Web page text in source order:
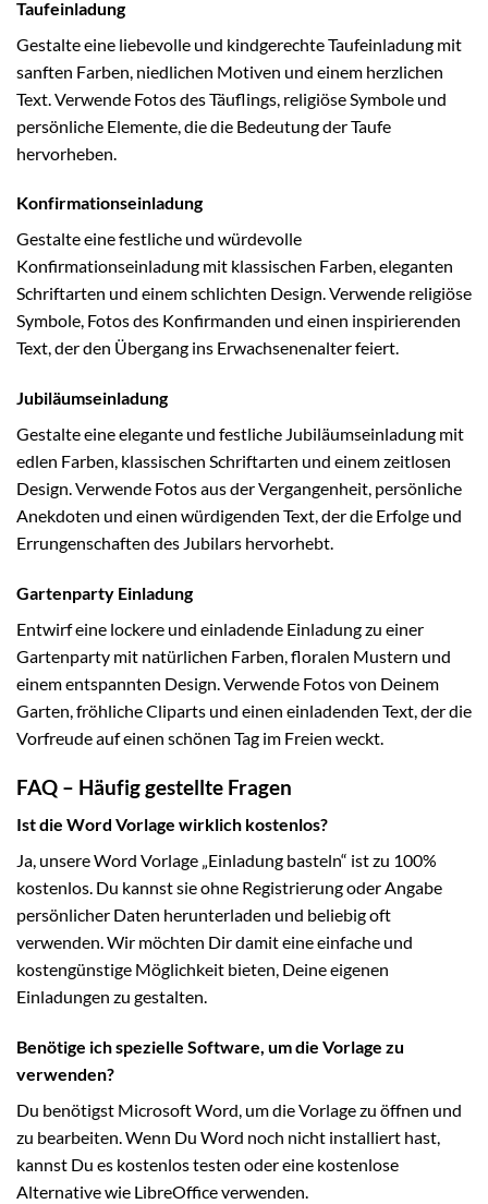
Taufeinladung
Gestalte eine liebevolle und kindgerechte Taufeinladung mit
sanften Farben, niedlichen Motiven und einem herzlichen
Text. Verwende Fotos des Täuflings, religiöse Symbole und
persönliche Elemente, die die Bedeutung der Taufe
hervorheben.
Konfirmationseinladung
Gestalte eine festliche und würdevolle
Konfirmationseinladung mit klassischen Farben, eleganten
Schriftarten und einem schlichten Design. Verwende religiöse
Symbole, Fotos des Konfirmanden und einen inspirierenden
Text, der den Übergang ins Erwachsenenalter feiert.
Jubiläumseinladung
Gestalte eine elegante und festliche Jubiläumseinladung mit
edlen Farben, klassischen Schriftarten und einem zeitlosen
Design. Verwende Fotos aus der Vergangenheit, persönliche
Anekdoten und einen würdigenden Text, der die Erfolge und
Errungenschaften des Jubilars hervorhebt.
Gartenparty Einladung
Entwirf eine lockere und einladende Einladung zu einer
Gartenparty mit natürlichen Farben, floralen Mustern und
einem entspannten Design. Verwende Fotos von Deinem
Garten, fröhliche Cliparts und einen einladenden Text, der die
Vorfreude auf einen schönen Tag im Freien weckt.
FAQ – Häufig gestellte Fragen
Ist die Word Vorlage wirklich kostenlos?
Ja, unsere Word Vorlage „Einladung basteln“ ist zu 100%
kostenlos. Du kannst sie ohne Registrierung oder Angabe
persönlicher Daten herunterladen und beliebig oft
verwenden. Wir möchten Dir damit eine einfache und
kostengünstige Möglichkeit bieten, Deine eigenen
Einladungen zu gestalten.
Benötige ich spezielle Software, um die Vorlage zu
verwenden?
Du benötigst Microsoft Word, um die Vorlage zu öffnen und
zu bearbeiten. Wenn Du Word noch nicht installiert hast,
kannst Du es kostenlos testen oder eine kostenlose
Alternative wie LibreOffice verwenden.